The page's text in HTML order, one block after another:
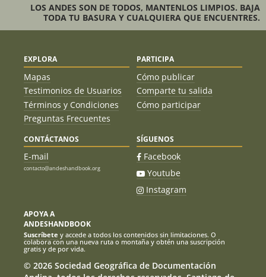
LOS ANDES SON DE TODOS, MANTENLOS LIMPIOS. BAJA
TODA TU BASURA Y CUALQUIERA QUE ENCUENTRES.
EXPLORA
Mapas
Testimonios de Usuarios
Términos y Condiciones
Preguntas Frecuentes
PARTICIPA
Cómo publicar
Comparte tu salida
Cómo participar
CONTÁCTANOS
E-mail
contacto@andeshandbook.org
SÍGUENOS
Facebook
Youtube
Instagram
APOYA A
ANDESHANDBOOK
Suscríbete y accede a todos los contenidos sin limitaciones. O
colabora con una nueva ruta o montaña y obtén una suscripción
gratis y de por vida.
© 2026 Sociedad Geográfica de Documentación